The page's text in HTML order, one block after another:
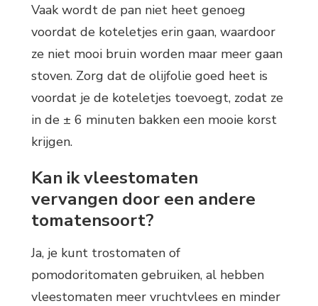
Vaak wordt de pan niet heet genoeg
voordat de koteletjes erin gaan, waardoor
ze niet mooi bruin worden maar meer gaan
stoven. Zorg dat de olijfolie goed heet is
voordat je de koteletjes toevoegt, zodat ze
in de ± 6 minuten bakken een mooie korst
krijgen.
Kan ik vleestomaten
vervangen door een andere
tomatensoort?
Ja, je kunt trostomaten of
pomodoritomaten gebruiken, al hebben
vleestomaten meer vruchtvlees en minder